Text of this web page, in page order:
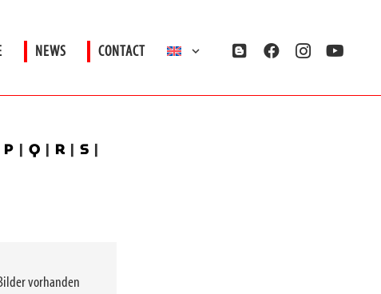
NEWS CONTACT
P |Q | R |S |
vorhanden